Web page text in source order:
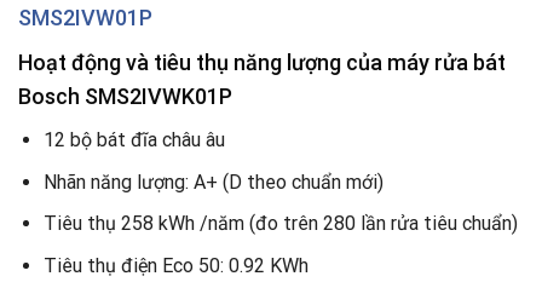
SMS2IVW01P
Hoạt động và tiêu thụ năng lượng của máy rửa bát
Bosch SMS2IVWK01P
12 bộ bát đĩa châu âu
Nhãn năng lượng: A+ (D theo chuẩn mới)
Tiêu thụ 258 kWh /năm (đo trên 280 lần rửa tiêu chuẩn)
Tiêu thụ điện Eco 50: 0.92 KWh